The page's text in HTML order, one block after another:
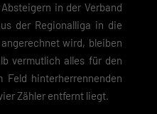
in der Verband
der Regionalliga in die
wird, bleiben
vermutlich alles für den
hinterherrennenden
Zähler entfernt liegt.